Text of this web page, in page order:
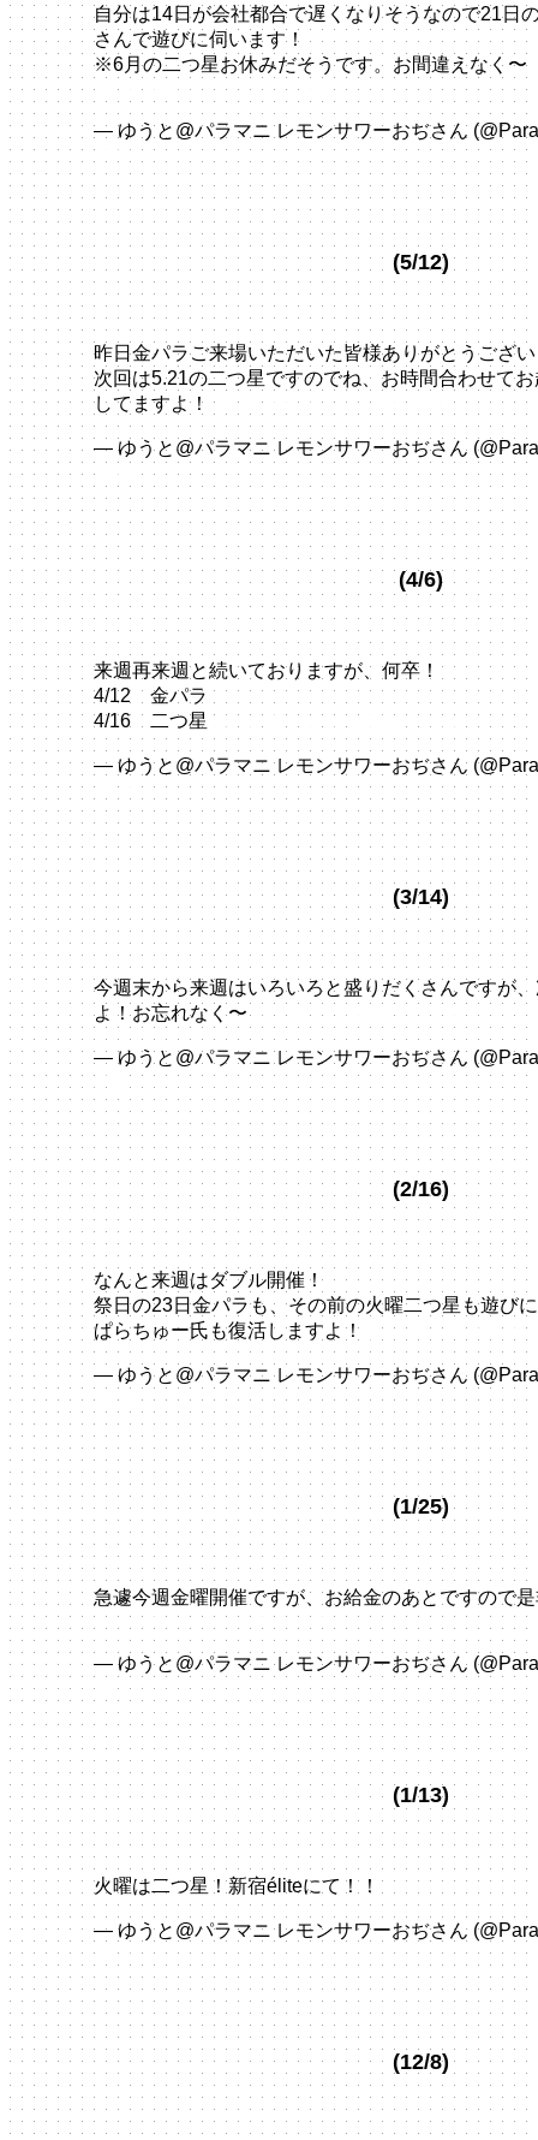
自分は14日が会社都合で遅くなりそうなので21日
さんで遊びに伺います！
※6月の二つ星お休みだそうです。お間違えなく〜
pic.twitter.com/12egCJXkm9
— ゆうと@パラマニ レモンサワーおぢさん
2024
(5/12)
昨日金パラご来場いただいた皆様ありがとうござ
次回は5.21の二つ星ですのでね、お時間合わせて
してますよ！ pic.twitter.com/0vQAaZfEW1
— ゆうと@パラマニ レモンサワーおぢさん
2024
(4/6)
来週再来週と続いておりますが、何卒！
4/12 金パラ
4/16 二つ星 pic.twitter.com/HVTZqvo1wk
— ゆうと@パラマニ レモンサワーおぢさん
2024
(3/14)
今週末から来週はいろいろと盛りだくさんですが
よ！お忘れなく〜 pic.twitter.com/4hReeUTdZZ
— ゆうと@パラマニ レモンサワーおぢさん
2024
(2/16)
なんと来週はダブル開催！
祭日の23日金パラも、その前の火曜二つ星も遊び
ぱらちゅー氏も復活しますよ！
pic.twitter.com/
— ゆうと@パラマニ レモンサワーおぢさん
16, 2024
(1/25)
急遽今週金曜開催ですが、お給金のあとですので
pic.twitter.com/LRaI628PC6
— ゆうと@パラマニ レモンサワーおぢさん
2024
(1/13)
火曜は二つ星！新宿éliteにて！！ pic.twitter.com/
— ゆうと@パラマニ レモンサワーおぢさん
2024
(12/8)